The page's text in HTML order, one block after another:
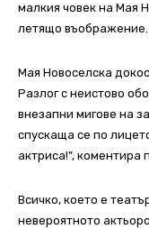
малкия човек на Мая
летящо въображение.
Мая Новоселска
Разлог с неистово
внезапни мигове на
спускаща се по
актриса!”, коментира
Всичко, което е
невероятното